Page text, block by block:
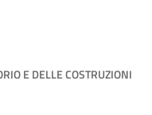
E DELLE COSTRUZIONI